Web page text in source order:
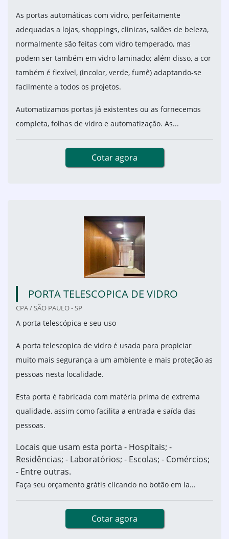
As portas automáticas com vidro, perfeitamente
adequadas a lojas, shoppings, clinicas, salões de beleza,
normalmente são feitas com vidro temperado, mas
podem ser também em vidro laminado; além disso, a cor
também é flexível, (incolor, verde, fumê) adaptando-se
facilmente a todos os projetos.
Automatizamos portas já existentes ou as fornecemos
completa, folhas de vidro e automatização. As...
Cotar agora
PORTA TELESCOPICA DE VIDRO
CPA / SÃO PAULO - SP
A porta telescópica e seu uso
A porta telescopica de vidro é usada para propiciar
muito mais segurança a um ambiente e mais proteção as
pessoas nesta localidade.
Esta porta é fabricada com matéria prima de extrema
qualidade, assim como facilita a entrada e saída das
pessoas.
Locais que usam esta porta - Hospitais; -
Residências; - Laboratórios; - Escolas; - Comércios;
- Entre outras.
Faça seu orçamento grátis clicando no botão em la...
Cotar agora